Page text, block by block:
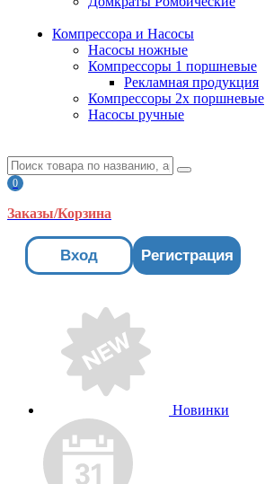
Компрессора и Насосы
Насосы ножные
Компрессоры 1 поршневые
Рекламная продукция
Компрессоры 2х поршневые
Насосы ручные
0
Заказы/Корзина
Вход Регистрация
Новинки